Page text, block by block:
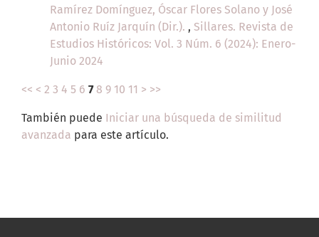
Ramírez Domínguez, Óscar Flores Solano y José
Antonio Ruíz Jarquín (Dir.). , Sillares. Revista de
Estudios Históricos: Vol. 3 Núm. 6 (2024): Enero-
Junio 2024
<< < 2 3 4 5 6 7 8 9 10 11 > >>
También puede Iniciar una búsqueda de similitud
avanzada para este artículo.